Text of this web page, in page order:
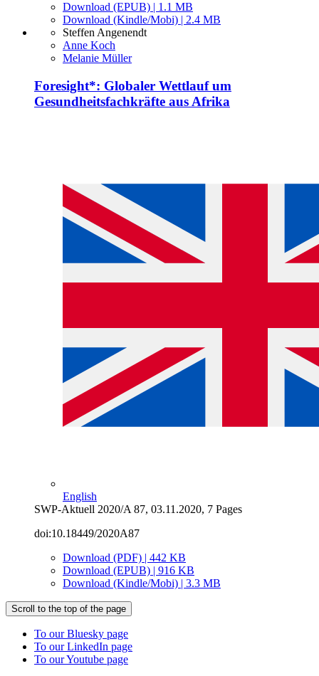
Download (EPUB) | 1.1 MB
Download (Kindle/Mobi) | 2.4 MB
Steffen Angenendt
Anne Koch
Melanie Müller
Foresight*: Globaler Wettlauf um
Gesundheitsfachkräfte aus Afrika
English
SWP-Aktuell 2020/A 87, 03.11.2020, 7 Pages
doi:10.18449/2020A87
Download (PDF) | 442 KB
Download (EPUB) | 916 KB
Download (Kindle/Mobi) | 3.3 MB
Scroll to the top of the page
To our Bluesky page
To our LinkedIn page
To our Youtube page